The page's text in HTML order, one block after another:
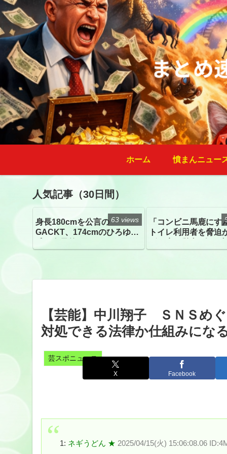
ホーム 憤まんニュー
人気記事（30日間）
身長180cmを公言の
GACKT、174cmのひろゆき
トざわつき イベントでの写
63 views
「コンビニ馬鹿にす
トイレ利用者を脅
【芸能】中川翔子 ＳＮＳめ
対処できる法律か仕組みにな
芸スポニュース
X Facebook
1: ネギうどん ★ 2025/04/15(火) 15:06:08.06